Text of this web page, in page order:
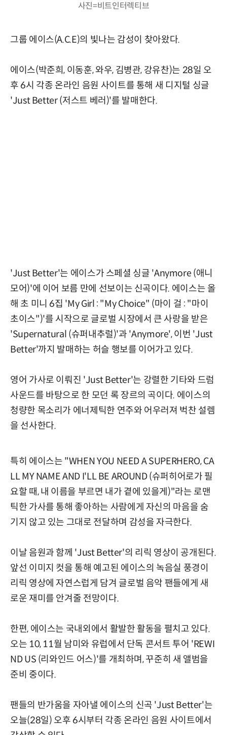
사진=비트인터렉티브
그룹 에이스(A.C.E)의 빛나는 감성이 찾아왔다.
에이스(박준희, 이동훈, 와우, 김병관, 강유찬)는 28일 오
후 6시 각종 온라인 음원 사이트를 통해 새 디지털 싱글
'Just Better (저스트 베러)'를 발매한다.
'Just Better'는 에이스가 스페셜 싱글 'Anymore (애니
모어)'에 이어 보름 만에 선보이는 신곡이다. 에이스는 올
해 초 미니 6집 'My Girl : "My Choice" (마이 걸 : "마이
초이스")'를 시작으로 글로벌 시장에서 큰 사랑을 받은
'Supernatural (슈퍼내추럴)'과 'Anymore', 이번 'Just
Better'까지 발매하는 허슬 행보를 이어가고 있다.
영어 가사로 이뤄진 'Just Better'는 강렬한 기타와 드럼
사운드를 바탕으로 한 모던 록 장르의 곡이다. 에이스의
청량한 목소리가 에너제틱한 연주와 어우러져 벅찬 설렘
을 선사한다.
특히 에이스는 "WHEN YOU NEED A SUPERHERO, CA
LL MY NAME AND I'LL BE AROUND (슈퍼히어로가 필
요할 때, 내 이름을 부르면 내가 곁에 있을게)"라는 로맨
틱한 가사를 통해 좋아하는 사람에게 자신의 마음을 숨
기지 않고 있는 그대로 전달하며 감성을 자극한다.
이날 음원과 함께 'Just Better'의 리릭 영상이 공개된다.
앞선 이미지 컷을 통해 예고된 에이스의 녹음실 풍경이
리릭 영상에 자연스럽게 담겨 글로벌 음악 팬들에게 새
로운 재미를 안겨줄 전망이다.
한편, 에이스는 국내외에서 활발한 활동을 펼치고 있다.
오는 10, 11월 남미와 유럽에서 단독 콘서트 투어 'REWI
ND US (리와인드 어스)'를 개최하며, 꾸준히 새 앨범을
준비 중이다.
팬들의 반가움을 자아낼 에이스의 신곡 'Just Better'는
오늘(28일) 오후 6시부터 각종 온라인 음원 사이트에서